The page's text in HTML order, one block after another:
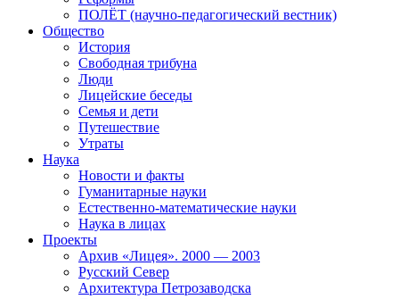
ПОЛЁТ (научно-педагогический вестник)
Общество
История
Свободная трибуна
Люди
Лицейские беседы
Семья и дети
Путешествие
Утраты
Наука
Новости и факты
Гуманитарные науки
Естественно-математические науки
Наука в лицах
Проекты
Архив «Лицея». 2000 — 2003
Русский Север
Архитектура Петрозаводска